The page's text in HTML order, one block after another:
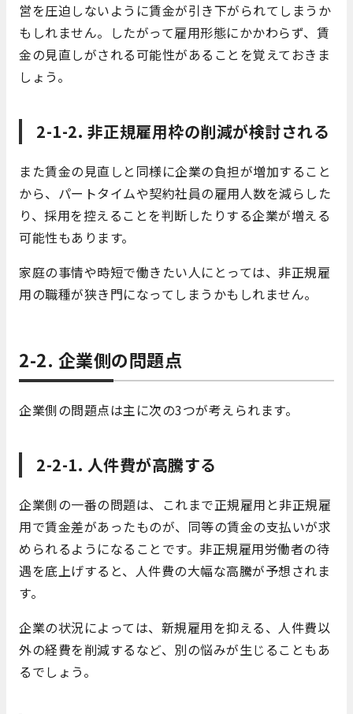
営を圧迫しないように賃金が引き下がられてしまうか
もしれません。したがって雇用形態にかかわらず、賃
金の見直しがされる可能性があることを覚えておきま
しょう。
2-1-2. 非正規雇用枠の削減が検討される
また賃金の見直しと同様に企業の負担が増加すること
から、パートタイムや契約社員の雇用人数を減らした
り、採用を控えることを判断したりする企業が増える
可能性もあります。
家庭の事情や時短で働きたい人にとっては、非正規雇
用の職種が狭き門になってしまうかもしれません。
2-2. 企業側の問題点
企業側の問題点は主に次の3つが考えられます。
2-2-1. 人件費が高騰する
企業側の一番の問題は、これまで正規雇用と非正規雇
用で賃金差があったものが、同等の賃金の支払いが求
められるようになることです。非正規雇用労働者の待
遇を底上げすると、人件費の大幅な高騰が予想されま
す。
企業の状況によっては、新規雇用を抑える、人件費以
外の経費を削減するなど、別の悩みが生じることもあ
るでしょう。